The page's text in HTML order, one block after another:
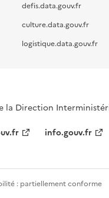
defis.data.gouv.fr
culture.data.gouv.fr
logistique.data.gouv.fr
la Direction
info.gouv.fr
: partiellement conforme